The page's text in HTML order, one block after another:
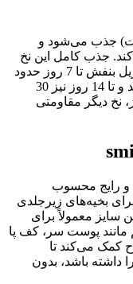
جذب می‌شود و
جذب کامل این نخ
بین 90 تا 120 روز طول می‌کشد. نخ مونوکریل بنفش تا 7 روز حدود
60 درصد مقاومت اولیه خود را حفظ می‌کند و تا 14 روز نیز 30
باقی می‌ماند. پس از 28 روز، نخ دیگر مقاومتی
و رایج محسوب
بخیه‌های زیرجلدی
سایز معمولاً برای
پوست سر، کف پا
کمک می‌کند تا
داشته باشد، بدون